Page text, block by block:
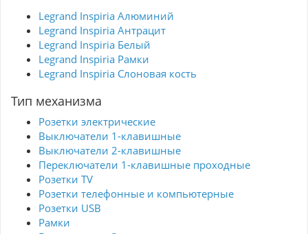
обслуживания.
- Удобные широкие толкатели облегчают
работу по демонтажу провода.
- Улучшенная эргономика снижает
вероятность искрения при коммутации
светодиодов.
- Ход клавиши короткий, не громкий.
Legrand Inspiria Алюминий
Legrand Inspiria Антрацит
Legrand Inspiria Белый
Legrand Inspiria Рамки
Legrand Inspiria Слоновая кость
Тип механизма
Розетки электрические
Выключатели 1-клавишные
Выключатели 2-клавишные
Переключатели 1-клавишные проходные
Розетки TV
Розетки телефонные и компьютерные
Розетки USB
Рамки